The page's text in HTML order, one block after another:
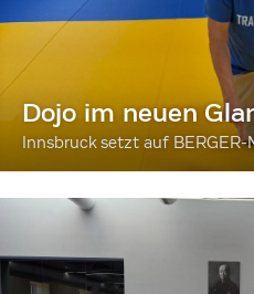
Dojo im neuen
Innsbruck setzt auf BERGER-